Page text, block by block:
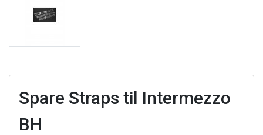
Spare Straps til Intermezzo
BH